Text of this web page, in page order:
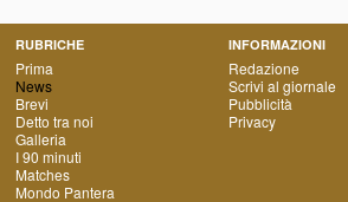
RUBRICHE
Prima
News
Brevi
Detto tra noi
Galleria
I 90 minuti
Matches
Mondo Pantera
INFORMAZIONI
Redazione
Scrivi al giornale
Pubblicità
Privacy